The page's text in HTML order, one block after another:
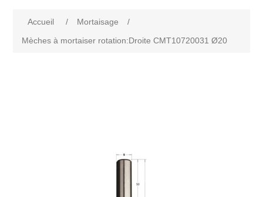
Accueil / Mortaisage
/
Mèches à mortaiser rotation:Droite CMT10720031 Ø20